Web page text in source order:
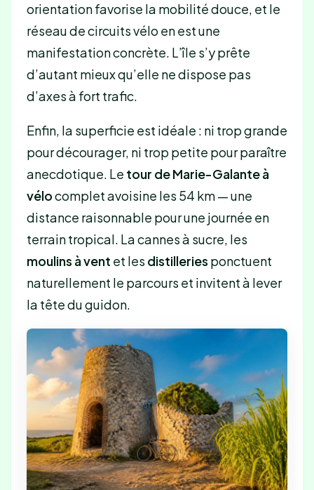
orientation favorise la mobilité douce, et le
réseau de circuits vélo en est une
manifestation concrète. L’île s’y prête
d’autant mieux qu’elle ne dispose pas
d’axes à fort trafic.
Enfin, la superficie est idéale : ni trop grande
pour décourager, ni trop petite pour paraître
anecdotique. Le tour de Marie-Galante à
vélocomplet avoisine les 54 km — une
distance raisonnable pour une journée en
terrain tropical. La cannes à sucre, les
moulins à vent et les distilleries ponctuent
naturellement le parcours et invitent à lever
la tête du guidon.